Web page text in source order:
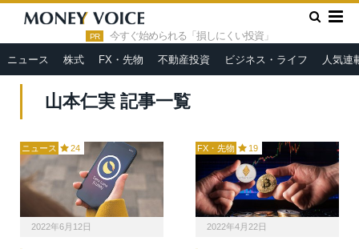
PR 今すぐ始められる「損しにくい投資」
ニュース 株式 FX・先物 不動産投資 ビジネス・ライフ 人気連
HOME » 山本仁実
山本仁実 記事一覧
ニュース 24
2022年6月12日
FX・先物 19
2022年4月22日